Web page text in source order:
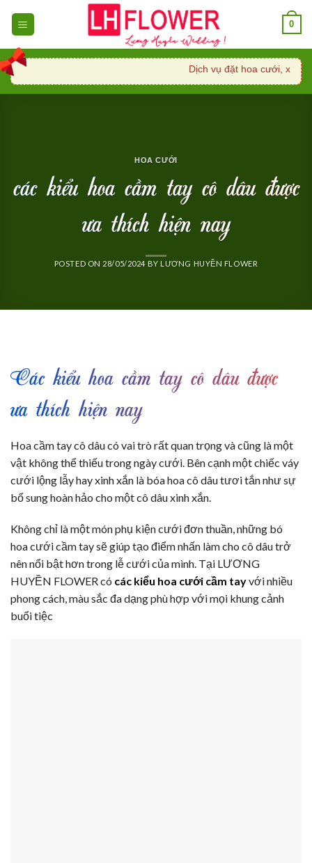
0
Dịch vụ đặt hoa cưới, xe
HOA CƯỚI
các kiểu hoa cầm tay cô dâu được
ưa thích hiện nay
POSTED ON 28/05/2024 BYLƯƠNG HUYỀN FLOWER
Các kiểu hoa cầm tay cô dâu được
ưa thích hiện nay
Hoa cầm tay cô dâu có vai trò rất quan trọng và cũng là một
vật không thể thiếu trong ngày cưới. Bên cạnh một chiếc váy
cưới lộng lẫy hay xinh xắn là bóa hoa cô dâu tươi tắn như sự
bổ sung hoàn hảo cho một cô dâu xinh xắn.
Không chỉ là một món phụ kiện cưới đơn thuần, những bó
hoa cưới cầm tay sẽ giúp tạo điểm nhấn làm cho cô dâu trở
nên nổi bật hơn trong lễ cưới của mình. Tại LƯƠNG
HUYỀN FLOWER có các kiểu hoa cưới cầm tayvới nhiều
phong cách, màu sắc đa dạng phù hợp với mọi khung cảnh
buổi tiệc